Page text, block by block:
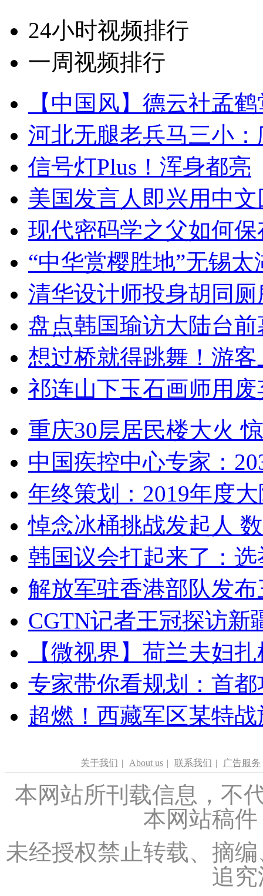
24小时视频排行
一周视频排行
【中国风】德云社孟
河北无腿老兵马三小
信号灯Plus！浑身都亮
美国发言人即兴用中
现代密码学之父如何
“中华赏樱胜地”无锡
清华设计师投身胡同
盘点韩国瑜访大陆台
想过桥就得跳舞！游客
祁连山下玉石画师用
重庆30层居民楼大火
中国疾控中心专家：
年终策划：2019年度
悼念冰桶挑战发起人
韩国议会打起来了：
解放军驻香港部队发
CGTN记者王冠探访新
【微视界】荷兰夫妇
专家带你看规划：首
超燃！西藏军区某特
关于我们 | About us | 联系我们 | 广告服务
本网站所刊载信息，不
本网站稿
未经授权禁止转载、摘
追